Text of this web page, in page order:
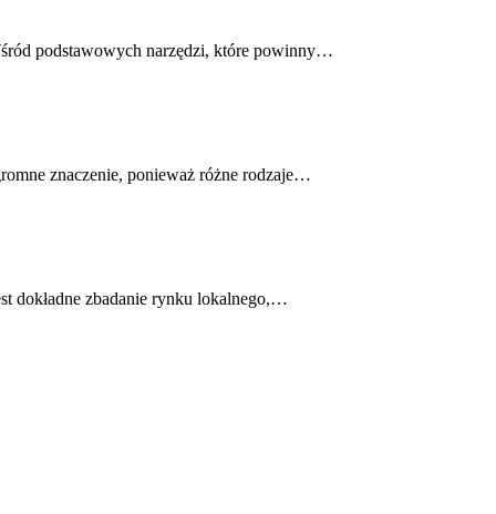
podstawowych narzędzi, które powinny…
znaczenie, ponieważ różne rodzaje…
dokładne zbadanie rynku lokalnego,…